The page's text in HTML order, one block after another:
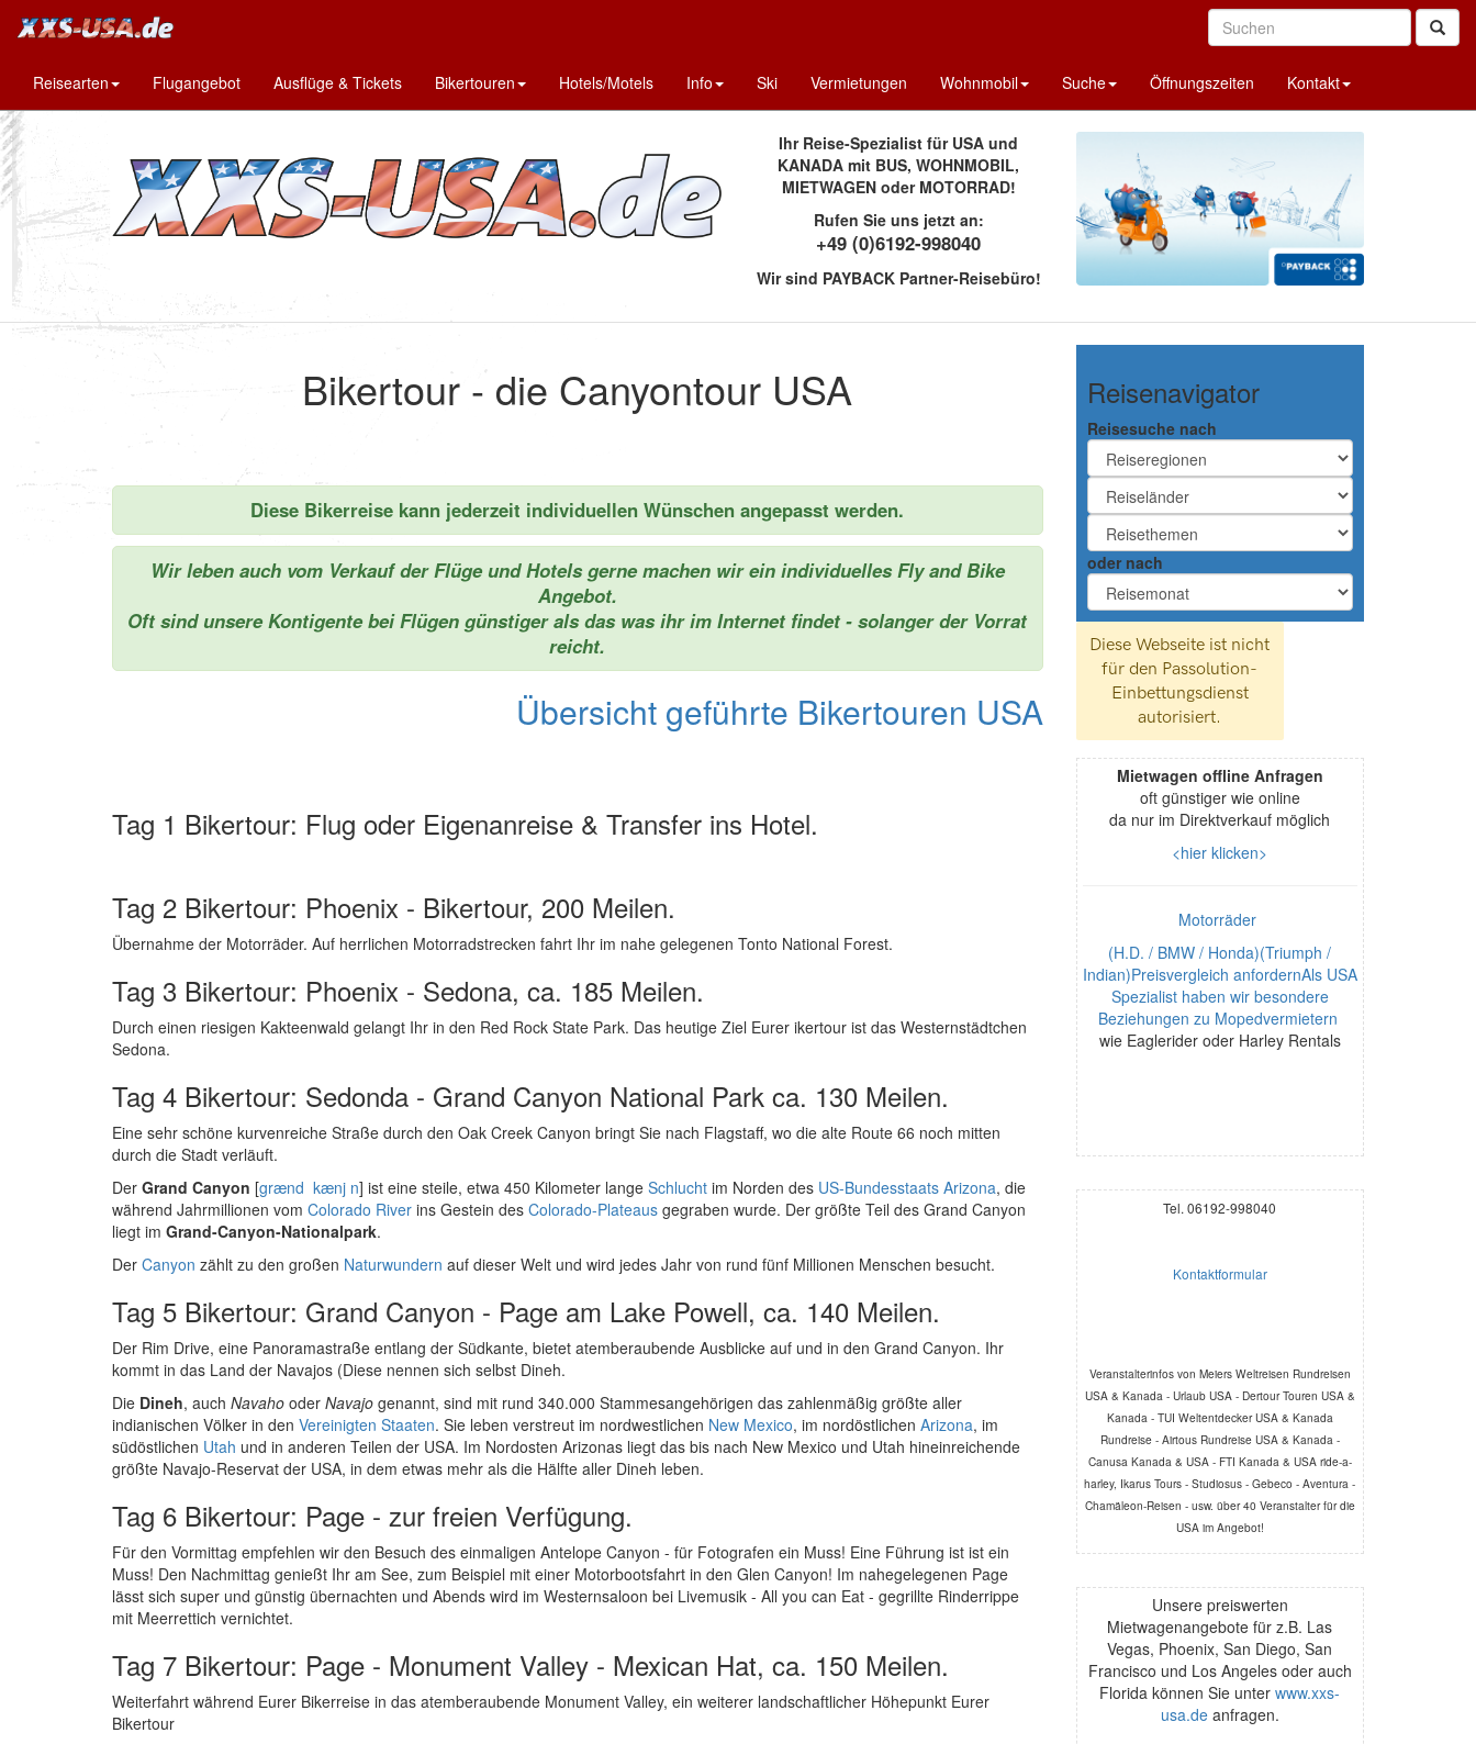
Ihr Reise-Spezialist für USA und
KANADA mit BUS, WOHNMOBIL,
MIETWAGEN oder MOTORRAD!
Rufen Sie uns jetzt an:
+49 (0)6192-998040
Wir sind PAYBACK Partner-Reisebüro!
Reisearten Flugangebot Ausflüge & Tickets Bikertouren Hotels/Motels Info Ski Vermietungen Wohnmobil Suche Öffnungszeiten Kontakt
Bikertour - die Canyontour USA
Diese Bikerreise kann jederzeit individuellen Wünschen angepasst werden.
Wir leben auch vom Verkauf der Flüge und Hotels gerne machen wir ein individuelles Fly and Bike
Angebot.
Oft sind unsere Kontigente bei Flügen günstiger als das was ihr im Internet findet - solanger der Vorrat
reicht.
Übersicht geführte Bikertouren USA
Tag 1 Bikertour: Flug oder Eigenanreise & Transfer ins Hotel.
Tag 2 Bikertour: Phoenix - Bikertour, 200 Meilen.
Übernahme der Motorräder. Auf herrlichen Motorradstrecken fahrt Ihr im nahe gelegenen Tonto National Forest.
Tag 3 Bikertour: Phoenix - Sedona, ca. 185 Meilen.
Durch einen riesigen Kakteenwald gelangt Ihr in den Red Rock State Park. Das heutige Ziel Eurer ikertour ist das Westernstädtchen
Sedona.
Tag 4 Bikertour: Sedonda - Grand Canyon National Park ca. 130 Meilen.
Eine sehr schöne kurvenreiche Straße durch den Oak Creek Canyon bringt Sie nach Flagstaff, wo die alte Route 66 noch mitten
durch die Stadt verläuft.
Der Grand Canyon [grænd kænj n] ist eine steile, etwa 450 Kilometer lange Schlucht im Norden des US-Bundesstaats Arizona, die
während Jahrmillionen vom Colorado River ins Gestein des Colorado-Plateaus gegraben wurde. Der größte Teil des Grand Canyon
liegt im Grand-Canyon-Nationalpark.
Der Canyon zählt zu den großen Naturwundern auf dieser Welt und wird jedes Jahr von rund fünf Millionen Menschen besucht.
Tag 5 Bikertour: Grand Canyon - Page am Lake Powell, ca. 140 Meilen.
Der Rim Drive, eine Panoramastraße entlang der Südkante, bietet atemberaubende Ausblicke auf und in den Grand Canyon. Ihr
kommt in das Land der Navajos (Diese nennen sich selbst Dineh.
Die Dineh, auch Navaho oder Navajo genannt, sind mit rund 340.000 Stammesangehörigen das zahlenmäßig größte aller
indianischen Völker in den Vereinigten Staaten. Sie leben verstreut im nordwestlichen New Mexico, im nordöstlichen Arizona, im
südöstlichen Utah und in anderen Teilen der USA. Im Nordosten Arizonas liegt das bis nach New Mexico und Utah hineinreichende
größte Navajo-Reservat der USA, in dem etwas mehr als die Hälfte aller Dineh leben.
Tag 6 Bikertour: Page - zur freien Verfügung.
Für den Vormittag empfehlen wir den Besuch des einmaligen Antelope Canyon - für Fotografen ein Muss! Eine Führung ist ist ein
Muss! Den Nachmittag genießt Ihr am See, zum Beispiel mit einer Motorbootsfahrt in den Glen Canyon! Im nahegelegenen Page
lässt sich super und günstig übernachten und Abends wird im Westernsaloon bei Livemusik - All you can Eat - gegrillte Rinderrippe
mit Meerrettich vernichtet.
Tag 7 Bikertour: Page - Monument Valley - Mexican Hat, ca. 150 Meilen.
Weiterfahrt während Eurer Bikerreise in das atemberaubende Monument Valley, ein weiterer landschaftlicher Höhepunkt Eurer
Bikertour
Reisenavigator
Reisesuche nach
oder nach
Mietwagen offline Anfragen
oft günstiger wie online
da nur im Direktverkauf möglich
<hier klicken>
Motorräder
(H.D. / BMW / Honda)(Triumph /
Indian)Preisvergleich anfordernAls USA
Spezialist haben wir besondere
Beziehungen zu Mopedvermietern
wie Eaglerider oder Harley Rentals
Tel. 06192-998040
Kontaktformular
Veranstalterinfos von Meiers Weltreisen Rundreisen
USA & Kanada - Urlaub USA - Dertour Touren USA &
Kanada - TUI Weltentdecker USA & Kanada
Rundreise - Airtous Rundreise USA & Kanada -
Canusa Kanada & USA - FTI Kanada & USA ride-a-
harley, Ikarus Tours - Studiosus - Gebeco - Aventura -
Chamäleon-Reisen - usw. über 40 Veranstalter für die
USA im Angebot!
Unsere preiswerten
Mietwagenangebote für z.B. Las
Vegas, Phoenix, San Diego, San
Francisco und Los Angeles oder auch
Florida können Sie unterwww.xxs-
usa.deanfragen.